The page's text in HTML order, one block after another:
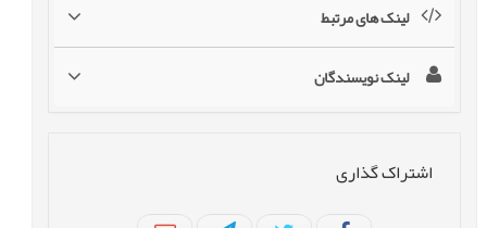
لینک های مرتبط
لینک نویسندگان
اشتراک گذاری